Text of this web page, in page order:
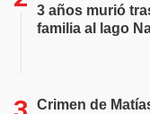
3 años murió
familia al lago
Crimen de